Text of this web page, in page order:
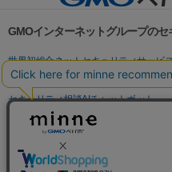
GMOインターネットグループの
世界初総合ネットセキュリティサービ
パスワード漏洩診断
Webサイトリ
セキュリティ相談AIチャットボット
実在証明・盗聴対策
サイバー攻撃対策（GMO Flatt Security）